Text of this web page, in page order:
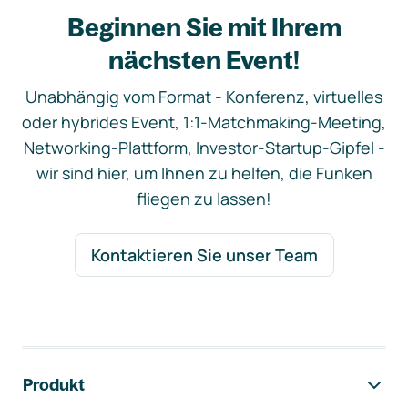
Beginnen Sie mit Ihrem
nächsten Event!
Unabhängig vom Format - Konferenz, virtuelles
oder hybrides Event, 1:1-Matchmaking-Meeting,
Networking-Plattform, Investor-Startup-Gipfel -
wir sind hier, um Ihnen zu helfen, die Funken
fliegen zu lassen!
Kontaktieren Sie unser Team
Produkt